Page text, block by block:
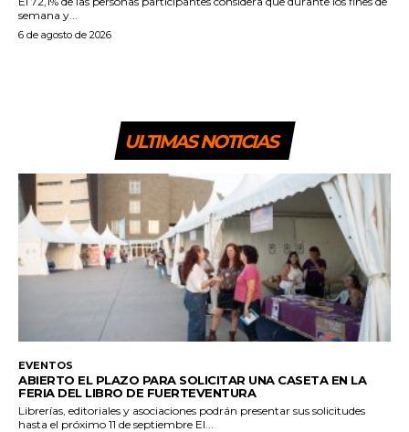
semana y...
6 de agosto de 2026
ULTIMAS NOTICIAS
EVENTOS
ABIERTO EL PLAZO PARA SOLICITAR UNA CASETA EN LA
FERIA DEL LIBRO DE FUERTEVENTURA
Librerías, editoriales y asociaciones podrán presentar sus solicitudes
hasta el próximo 11 de septiembre El...